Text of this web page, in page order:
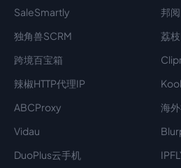
SaleSmartly
邦
独角兽SCRM
荔
跨境百宝箱
辣椒HTTP代理IP
ABCProxy
海
Vidau
DuoPlus云手机